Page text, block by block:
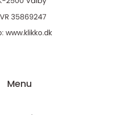
www.klikko.dk
Menu